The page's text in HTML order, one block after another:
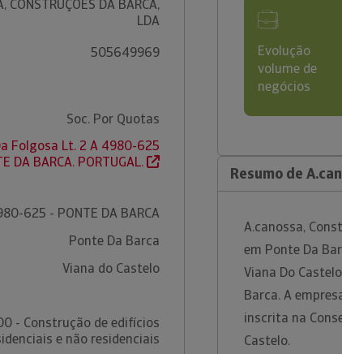
CONSTRUÇÕES DA BARCA,
LDA
505649969
Soc. Por Quotas
Folgosa Lt. 2 A 4980-625
DA BARCA. PORTUGAL.
625 - PONTE DA BARCA
Ponte Da Barca
Viana do Castelo
- Construção de edifícios
e não residenciais
Evolução
volume de
negócios
Resumo de
A.canossa,
em Ponte Da
Viana Do
Barca. A
inscrita na
Castelo.